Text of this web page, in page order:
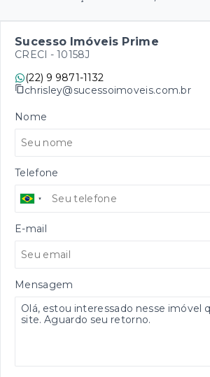
Sucesso Imóveis Prime
CRECI - 10158J
(22) 9 9871-1132
chrisley@sucessoimoveis.com.br
Nome
Telefone
E-mail
Mensagem